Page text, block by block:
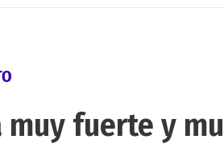
muy fuerte y